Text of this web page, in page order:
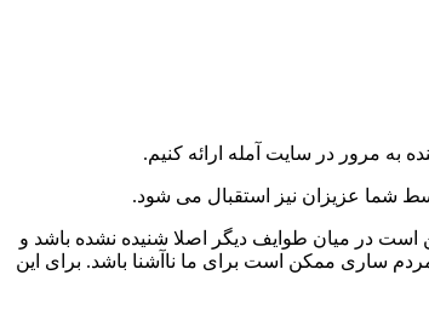
مرور در سایت آمله ارائه کنیم.
شما عزیزان نیز استقبال می شود.
است در میان طوایف دیگر اصلا شنیده نشده باشد و
ساری ممکن است برای ما ناآشنا باشد. برای این